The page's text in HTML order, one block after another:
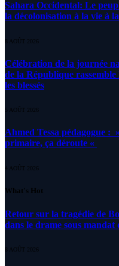
Sahara Occidental: Le
la décolonisation à la vie à
8 AOÛT 2026
Célébration de la journée
de la République
les blessés
5 AOÛT 2026
Ahmed Tessa pédagogue :
primaire, ça déroute «
4 AOÛT 2026
What's Hot
Retour sur la tragédie de
dans le drame sous mandat
8 AOÛT 2026